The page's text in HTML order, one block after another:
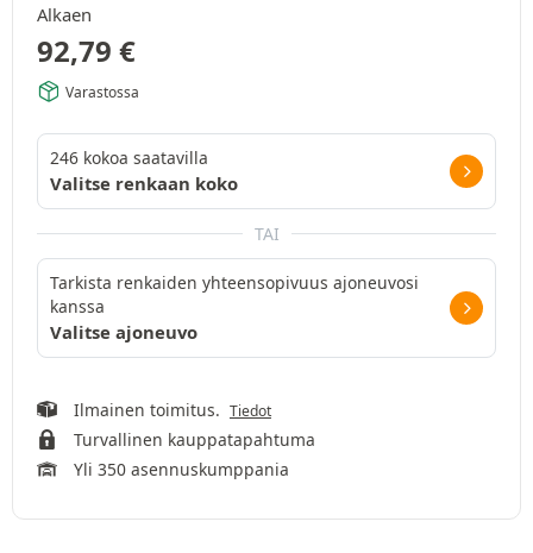
Alkaen
92,79 €
Varastossa
246 kokoa saatavilla
Valitse renkaan koko
TAI
Tarkista renkaiden yhteensopivuus ajoneuvosi
kanssa
Valitse ajoneuvo
Ilmainen toimitus. Tiedot
Turvallinen kauppatapahtuma
Yli 350 asennuskumppania